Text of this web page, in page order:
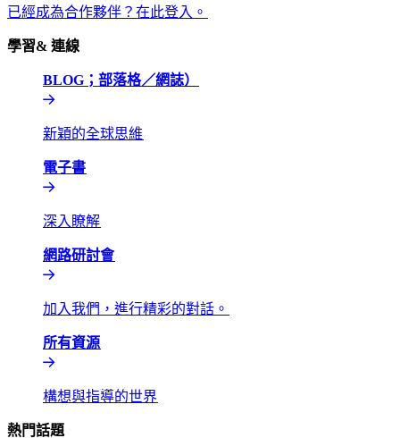
已經成為合作夥伴？在此登入。​​
學習& 連線​​
BLOG；部落格／網誌）​​
新穎的全球思維​​
電子書​​
深入瞭解​​
網路研討會​​
加入我們，進行精彩的對話。​​
所有資源​​
構想與指導的世界​​
熱門話題​​